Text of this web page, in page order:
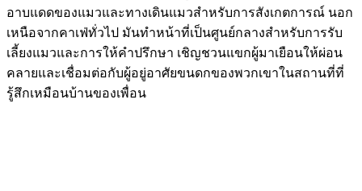
อาบแดดของแมวและทางเดินแมวสำหรับการสังเกตการณ์ นอก
เหนือจากคาเฟ่ทั่วไป มันทำหน้าที่เป็นศูนย์กลางสำหรับการรับ
เลี้ยงแมวและการให้คำปรึกษา เชิญชวนแขกผู้มาเยือนให้ผ่อน
คลายและเชื่อมต่อกับผู้อยู่อาศัยขนดกของพวกเขาในสถานที่ที่
รู้สึกเหมือนบ้านของเพื่อน